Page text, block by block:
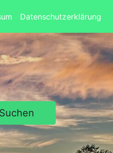
Datenschutzerklärung
Suchen